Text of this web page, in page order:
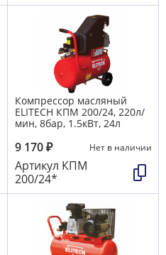
Компрессор масляный
ELITECH КПМ 200/24, 220л/
мин, 8бар, 1.5кВт, 24л
9 170₽ Нет в наличии
Артикул КПМ
200/24*